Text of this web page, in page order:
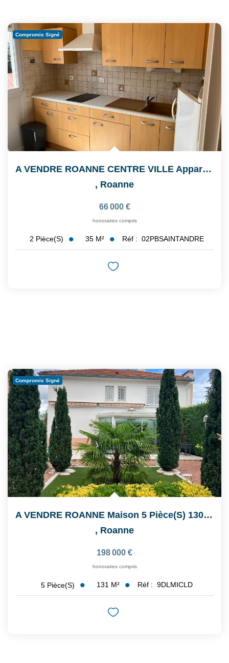
Compromis Signé
A VENDRE ROANNE CENTRE VILLE Appartement De Type 1 De 35.25...
, Roanne
66 000 €
honoraires compris
2 Pièce(s) 35 M² Réf : 02PBSAINTANDRE
Compromis Signé
A VENDRE ROANNE Maison 5 Pièce(s) 130.64 M2
, Roanne
198 000 €
honoraires compris
5 Pièce(s) 131 M² Réf : 9DLMICLD